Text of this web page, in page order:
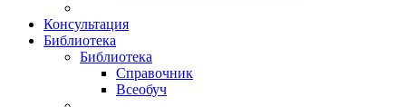
Консультация
Библиотека
Библиотека
Справочник
Всеобуч